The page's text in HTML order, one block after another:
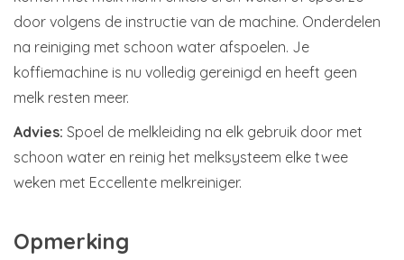
door volgens de instructie van de machine. Onderdelen
na reiniging met schoon water afspoelen. Je
koffiemachine is nu volledig gereinigd en heeft geen
melk resten meer.
Advies: Spoel de melkleiding na elk gebruik door met
schoon water en reinig het melksysteem elke twee
weken met Eccellente melkreiniger.
Opmerking